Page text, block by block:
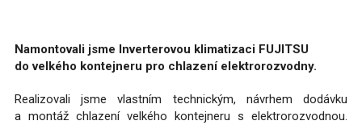
Namontovali jsme Inverterovou klimatizaci FUJITSU
do velkého kontejneru pro chlazení elektrorozvodny.
Realizovali jsme vlastním technickým, návrhem dodávku
a montáž chlazení velkého kontejneru s elektrorozvodnou.